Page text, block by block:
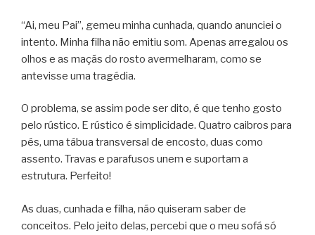
“Ai, meu Pai”, gemeu minha cunhada, quando anunciei o
intento. Minha filha não emitiu som. Apenas arregalou os
olhos e as maçãs do rosto avermelharam, como se
antevisse uma tragédia.
O problema, se assim pode ser dito, é que tenho gosto
pelo rústico. E rústico é simplicidade. Quatro caibros para
pés, uma tábua transversal de encosto, duas como
assento. Travas e parafusos unem e suportam a
estrutura. Perfeito!
As duas, cunhada e filha, não quiseram saber de
conceitos. Pelo jeito delas, percebi que o meu sofá só